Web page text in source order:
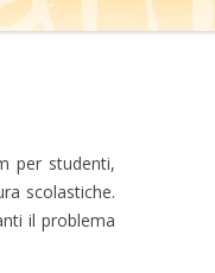
per studenti,
scolastiche.
il problema